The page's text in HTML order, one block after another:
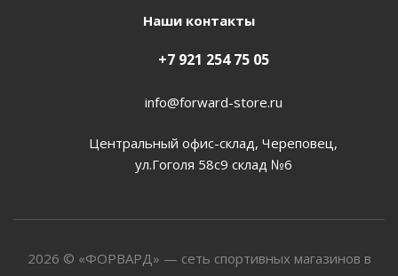
Наши контакты
+7 921 254 75 05
info@forward-store.ru
Центральный офис-склад, Череповец,
ул.Гоголя 58с9 склад №6
2026 © «ФОРВАРД» — сеть спортивных магазинов в